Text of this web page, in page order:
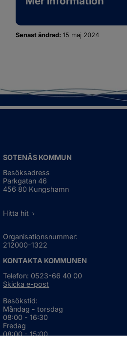
Senast ändrad: 15 maj 2024
SOTENÄS KOMMUN
Besöksadress
Parkgatan 46
456 80 Kungshamn
Hitta hit
Organisationsnummer:
212000-1322
KONTAKTA KOMMUNEN
Telefon: 0523-66 40 00
Skicka e-post
Besökstid:
Måndag - torsdag
08:00 - 16:30
Fredag
08:00 - 15:00